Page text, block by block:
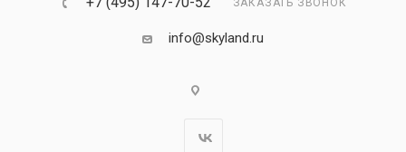
ЗАКАЗАТЬ ЗВОНОК
info@skyland.ru